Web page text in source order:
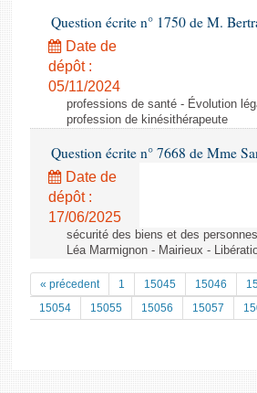
Question écrite n° 1750 de M.
Date de
dépôt :
05/11/2024
professions de santé - Évolution
profession de kinésithérapeute
Question écrite n° 7668 de Mme
Date de
dépôt :
17/06/2025
sécurité des biens et des
Léa Marmignon - Mairieux -
« précedent 1 15045 15046
15054
15055 15056 15057